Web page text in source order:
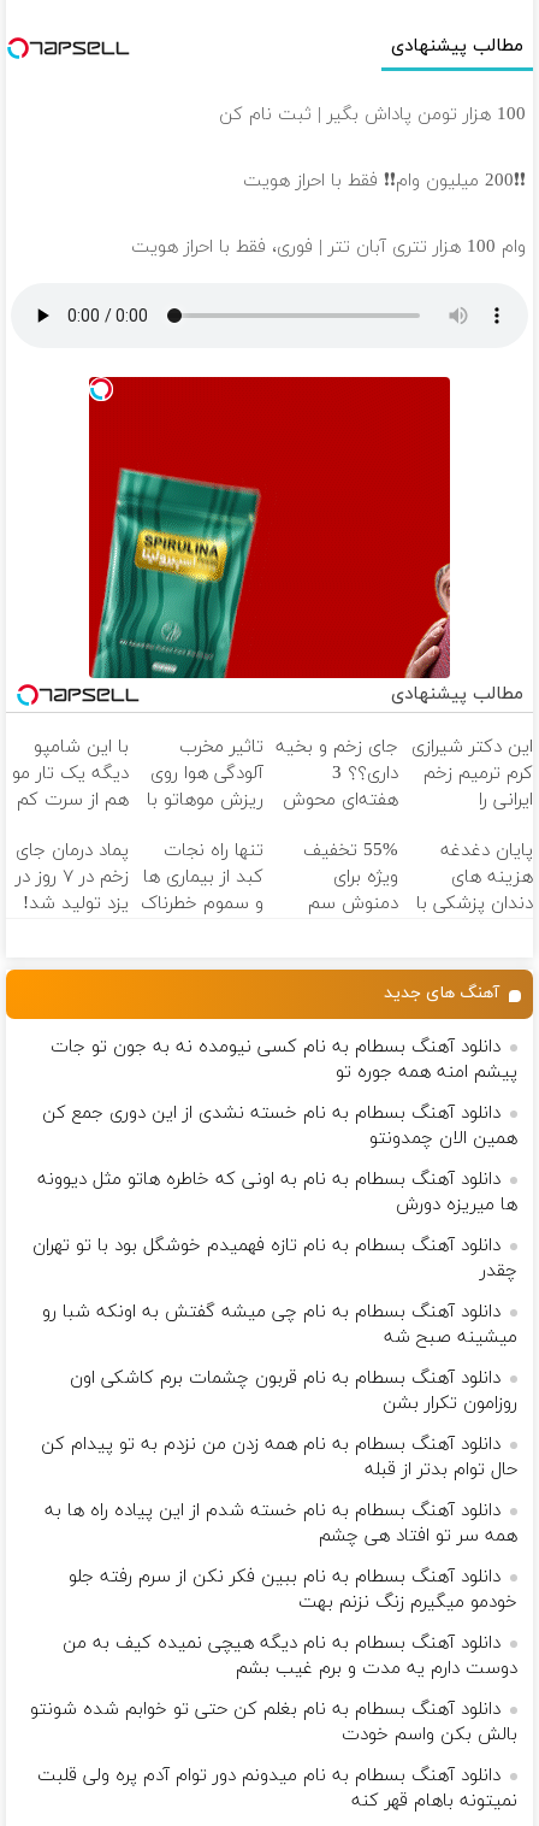
مطالب پیشنهادی
100 هزار تومن پاداش بگیر | ثبت نام کن
❗❗200 میلیون وام❗❗ فقط با احراز هویت
وام 100 هزار تتری آبان تتر | فوری، فقط با احراز هویت
مطالب پیشنهادی
این دکتر شیرازی
کرم ترمیم زخم
ایرانی را
جای زخم و بخیه
داری؟؟ 3
هفته‌ای محوش
تاثیر مخرب
آلودگی هوا روی
ریزش موهاتو با
خنثی کن
با این شامپو
دیگه یک تار مو
هم از سرت کم
تخفیف ویژه)
پایان دغدغه
هزینه های
دندان پزشکی با
55% تخفیف
ویژه برای
دمنوش سم
تنها راه نجات
کبد از بیماری ها
و سموم خطرناک
پماد درمان جای
زخم در ۷ روز در
یزد تولید شد!
آهنگ های جدید
دانلود آهنگ بسطام به نام کسی نیومده نه به جون تو جات
پیشم امنه همه جوره تو
دانلود آهنگ بسطام به نام خسته نشدی از این دوری جمع کن
همین الان چمدونتو
دانلود آهنگ بسطام به نام به اونی که خاطره هاتو مثل دیوونه
ها میریزه دورش
دانلود آهنگ بسطام به نام تازه فهمیدم خوشگل بود با تو تهران
چقدر
دانلود آهنگ بسطام به نام چی میشه گفتش به اونکه شبا رو
میشینه صبح شه
دانلود آهنگ بسطام به نام قربون چشمات برم کاشکی اون
روزامون تکرار بشن
دانلود آهنگ بسطام به نام همه زدن من نزدم به تو پیدام کن
حال توام بدتر از قبله
دانلود آهنگ بسطام به نام خسته شدم از این پیاده راه ها به
همه سر تو افتاد هی چشم
دانلود آهنگ بسطام به نام ببین فکر نکن از سرم رفته جلو
خودمو میگیرم زنگ نزنم بهت
دانلود آهنگ بسطام به نام دیگه هیچی نمیده کیف به من
دوست دارم یه مدت و برم غیب بشم
دانلود آهنگ بسطام به نام بغلم کن حتی تو خوابم شده شونتو
بالش بکن واسم خودت
دانلود آهنگ بسطام به نام میدونم دور توام آدم پره ولی قلبت
نمیتونه باهام قهر کنه